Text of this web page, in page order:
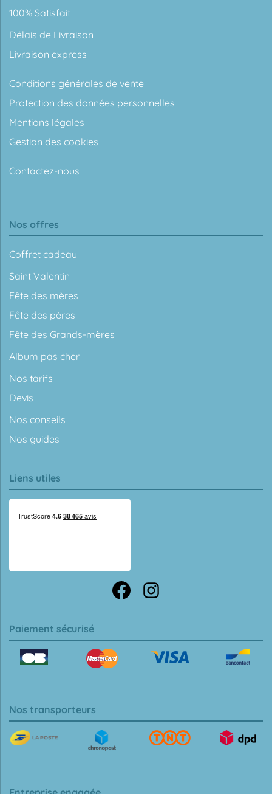
100% Satisfait
Délais de Livraison
Livraison express
Conditions générales de vente
Protection des données personnelles
Mentions légales
Gestion des cookies
Contactez-nous
Nos offres
Coffret cadeau
Saint Valentin
Fête des mères
Fête des pères
Fête des Grands-mères
Album pas cher
Nos tarifs
Devis
Nos conseils
Nos guides
Liens utiles
Paiement sécurisé
Nos transporteurs